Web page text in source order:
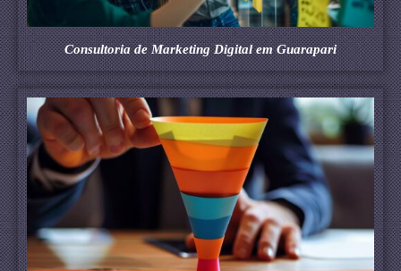
Consultoria de Marketing Digital em Guarapari